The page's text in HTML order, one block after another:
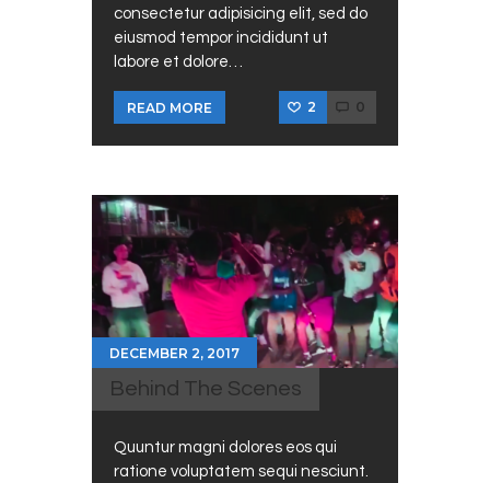
consectetur adipisicing elit, sed do
eiusmod tempor incididunt ut
labore et dolore…
READ MORE 2 0
DECEMBER 2, 2017
Behind The Scenes
Quuntur magni dolores eos qui
ratione voluptatem sequi nesciunt.